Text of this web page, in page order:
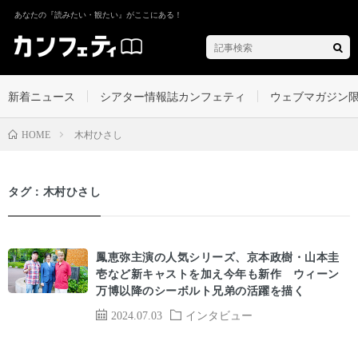
あなたの『読みたい・観たい』がここにある！
新着ニュース シアター情報誌カンフェティ ウェブマガジン
HOME 木村ひさし
タグ：木村ひさし
2024.07.03 インタビュー
鳳恵弥主演の人気シリーズ、京本政樹・山本圭
壱など新キャストを加え今年も新作 ウィーン
万博以降のシーボルト兄弟の活躍を描く